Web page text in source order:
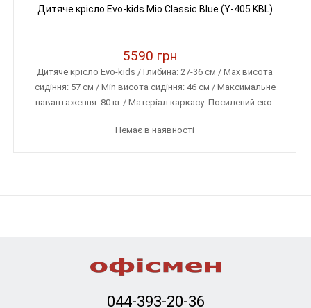
Дитяче крісло Evo-kids Mio Classic Blue (Y-405 KBL)
5590 грн
Дитяче крісло Evo-kids / Глибина: 27-36 см / Max висота
сидіння: 57 см / Min висота сидіння: 46 см / Максимальне
навантаження: 80 кг / Матеріал каркасу: Посилений еко-
Немає в наявності
044-393-20-36